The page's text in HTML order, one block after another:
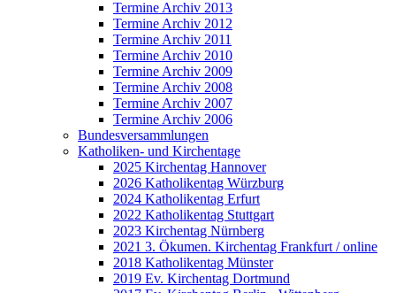
Termine Archiv 2013
Termine Archiv 2012
Termine Archiv 2011
Termine Archiv 2010
Termine Archiv 2009
Termine Archiv 2008
Termine Archiv 2007
Termine Archiv 2006
Bundesversammlungen
Katholiken- und Kirchentage
2025 Kirchentag Hannover
2026 Katholikentag Würzburg
2024 Katholikentag Erfurt
2022 Katholikentag Stuttgart
2023 Kirchentag Nürnberg
2021 3. Ökumen. Kirchentag Frankfurt / online
2018 Katholikentag Münster
2019 Ev. Kirchentag Dortmund